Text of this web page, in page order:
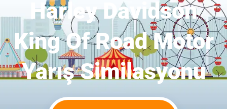
Harley Davidson
King Of Road Motor
Yarış Similasyonu